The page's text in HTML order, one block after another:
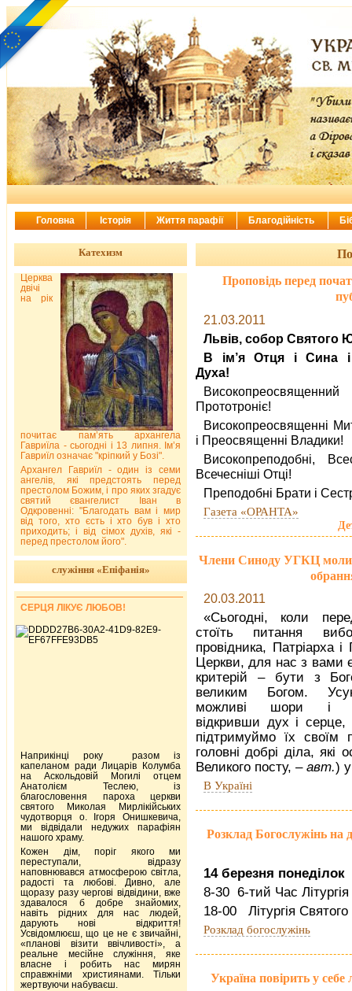
Проповідь перед
21.03.2011
Львів, собор Святого
В ім’я Отця і Сина
Духа!
Прототроніє!
Високопреосвященні
і Преосвященні Владики!
Високопреподобні,
Всечесніші Отці!
Преподобні Брати і
Газета «ОРАНТА»
Члени Синоду УГКЦ
20.03.2011
«Сьогодні, коли
стоїть питання
провідника, Патріарха
Церкви, для нас з вами
критерій – бути з
великим Богом.
можливі шори і
відкривши дух і
підтримуймо їх
головні добрі діла, які
Великого посту, – авт.)
В Україні
Розклад Богослужінь на
14 березня понеділок
8-30 6-тий Час
18-00 Літургія
Розклад богослужінь
Україна повірить у себе
Катехизм
Церква
двічі
на рік
почитає пам’ять архангела
Гавриїла - сьогодні і 13 липня. Ім’я
Гавриїл означає "кріпкий у Бозі".
Архангел Гавриїл - один із семи
ангелів, які предстоять перед
престолом Божим, і про яких згадує
святий євангелист Іван в
Одкровенні: "Благодать вам і мир
від того, хто єсть і хто був і хто
приходить; і від сімох духів, які -
перед престолом його".
служіння «Епіфанія»
СЕРЦЯ ЛІКУЄ ЛЮБОВ!
Наприкінці року разом із
капеланом ради Лицарів Колумба
на Аскольдовій Могилі отцем
Анатолієм Теслею, із
благословення пароха церкви
святого Миколая Мирлікійських
чудотворця о. Ігоря Онишкевича,
ми відвідали недужих парафіян
нашого храму.
Кожен дім, поріг якого ми
переступали, відразу
наповнювався атмосферою світла,
радості та любові. Дивно, але
щоразу разу чергові відвідини, вже
здавалося б добре знайомих,
навіть рідних для нас людей,
дарують нові відкриття!
Усвідомлюєш, що це не є звичайні,
«планові візити ввічливості», а
реальне месійне служіння, яке
власне і робить нас мирян
справжніми християнами. Тільки
жертвуючи набуваєш.
Головна Історія Життя парафії Благодійність